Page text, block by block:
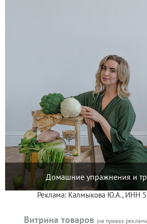
Домашние упражнения и
Реклама: Калмыкова Ю.А., ИНН
Витрина товаров (на правах